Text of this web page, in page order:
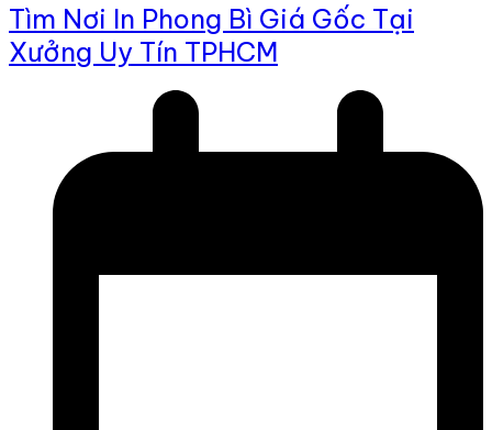
Tìm Nơi In Phong Bì Giá Gốc Tại
Xưởng Uy Tín TPHCM